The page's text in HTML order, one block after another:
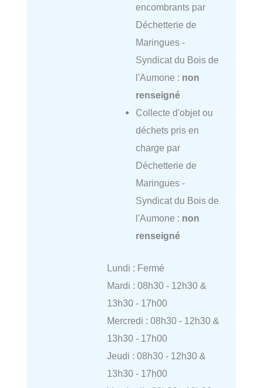
encombrants par
Déchetterie de
Maringues -
Syndicat du Bois de
l'Aumone : non
renseigné
Collecte d'objet ou
déchets pris en
charge par
Déchetterie de
Maringues -
Syndicat du Bois de
l'Aumone : non
renseigné
Lundi : Fermé
Mardi : 08h30 - 12h30 &
13h30 - 17h00
Mercredi : 08h30 - 12h30 &
13h30 - 17h00
Jeudi : 08h30 - 12h30 &
13h30 - 17h00